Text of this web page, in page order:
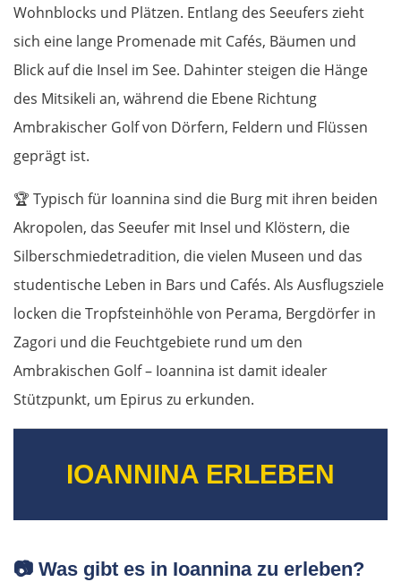
Wohnblocks und Plätzen. Entlang des Seeufers zieht
sich eine lange Promenade mit Cafés, Bäumen und
Blick auf die Insel im See. Dahinter steigen die Hänge
des Mitsikeli an, während die Ebene Richtung
Ambrakischer Golf von Dörfern, Feldern und Flüssen
geprägt ist.
🏆 Typisch für Ioannina sind die Burg mit ihren beiden
Akropolen, das Seeufer mit Insel und Klöstern, die
Silberschmiedetradition, die vielen Museen und das
studentische Leben in Bars und Cafés. Als Ausflugsziele
locken die Tropfsteinhöhle von Perama, Bergdörfer in
Zagori und die Feuchtgebiete rund um den
Ambrakischen Golf – Ioannina ist damit idealer
Stützpunkt, um Epirus zu erkunden.
IOANNINA ERLEBEN
📷 Was gibt es in Ioannina zu erleben?